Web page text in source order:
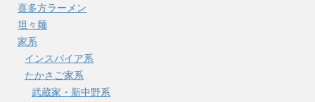
喜多方ラーメン
坦々麺
家系
インスパイア系
たかさご家系
武蔵家・新中野系